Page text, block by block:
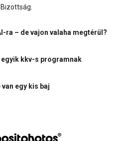
ra – de vajon valaha megtérül?
egyik kkv-s programnak
egy kis baj